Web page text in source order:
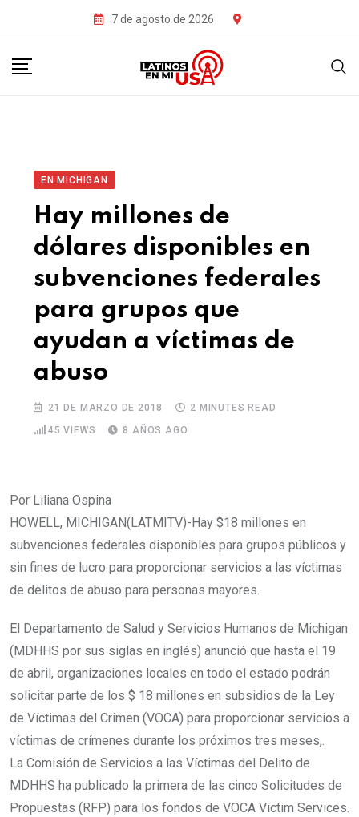
7 de agosto de 2026
EN MICHIGAN
Hay millones de
dólares disponibles en
subvenciones federales
para grupos que
ayudan a víctimas de
abuso
21 DE MARZO DE 2018
2 MINUTES READ
45 VIEWS 8 AÑOS AGO
Por Liliana Ospina
HOWELL, MICHIGAN(LATMITV)-Hay $18 millones en
subvenciones federales disponibles para grupos públicos y
sin fines de lucro para proporcionar servicios a las víctimas
de delitos de abuso para personas mayores.
El Departamento de Salud y Servicios Humanos de Michigan
(MDHHS por sus siglas en inglés) anunció que hasta el 19
de abril, organizaciones locales en todo el estado podrán
solicitar parte de los $ 18 millones en subsidios de la Ley
de Víctimas del Crimen (VOCA) para proporcionar servicios a
víctimas de crímenes durante los próximos tres meses,.
La Comisión de Servicios a las Víctimas del Delito de
MDHHS ha publicado la primera de las cinco Solicitudes de
Propuestas (RFP) para los fondos de VOCA Victim Services.